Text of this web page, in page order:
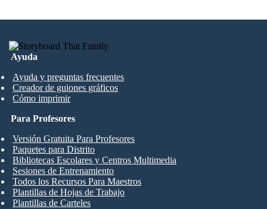
Ayuda
Ayuda y preguntas frecuentes
Creador de guiones gráficos
Cómo imprimir
Para Profesores
Versión Gratuita Para Profesores
Paquetes para Distrito
Bibliotecas Escolares y Centros Multimedia
Sesiones de Entrenamiento
Todos los Recursos Para Maestros
Plantillas de Hojas de Trabajo
Plantillas de Carteles